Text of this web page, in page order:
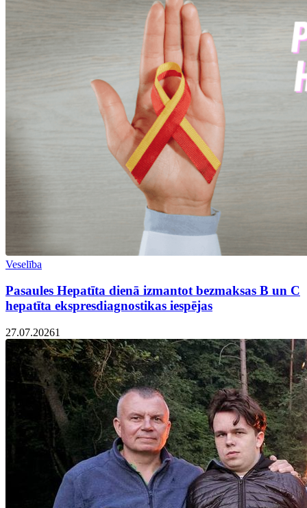
Veselība
Pasaules Hepatīta dienā izmantot bezmaksas B un C
hepatīta ekspresdiagnostikas iespējas
27.07.20261